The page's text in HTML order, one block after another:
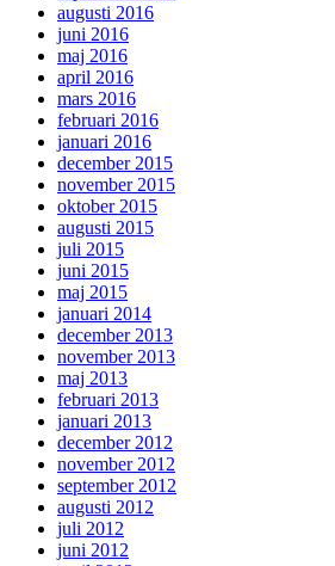
augusti 2016
juni 2016
maj 2016
april 2016
mars 2016
februari 2016
januari 2016
december 2015
november 2015
oktober 2015
augusti 2015
juli 2015
juni 2015
maj 2015
januari 2014
december 2013
november 2013
maj 2013
februari 2013
januari 2013
december 2012
november 2012
september 2012
augusti 2012
juli 2012
juni 2012